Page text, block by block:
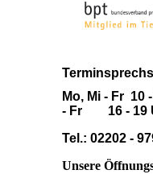
Mo, Mi - Fr 10
- Fr 16 - 19
Tel.: 02202 -
Unsere